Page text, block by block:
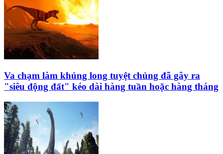
Va chạm làm khủng long tuyệt chủng đã gây ra
"siêu động đất" kéo dài hàng tuần hoặc hàng tháng